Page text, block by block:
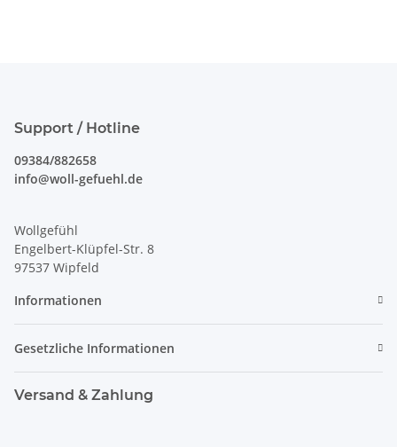
Support / Hotline
09384/882658
info@woll-gefuehl.de
Wollgefühl
Engelbert-Klüpfel-Str. 8
97537 Wipfeld
Informationen
Gesetzliche Informationen
Versand & Zahlung